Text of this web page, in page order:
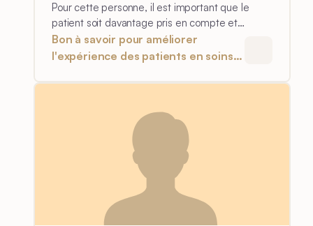
Pour cette personne, il est important que le
patient soit davantage pris en compte et
impliqué dans ses soins.
Bon à savoir pour améliorer
l'expérience des patients en soins